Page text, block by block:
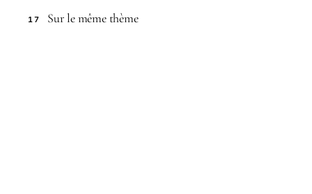
17 Sur le même thème